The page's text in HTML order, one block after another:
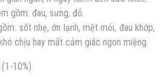
gồm: đau, sưng, đỏ.
sốt nhẹ, ớn lạnh, mệt mỏi, đau khớp,
chịu hay mất cảm giác ngon miệng.
10%)